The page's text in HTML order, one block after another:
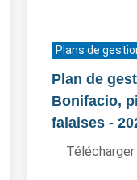
Plans de
Plan de
Bonifacio,
falaises -